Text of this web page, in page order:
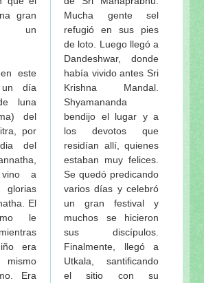
los pasos de los grandes acharyas
abhideya y prayojana
al Santo Nombre
sobre Nama-aparadha
- sábado,
sobre Nama-aparadha- sábado,
sobre Nama-aparadha
- sábado,
sobre Nama-aparadha - sábado,
sattva Das - INDICE de NOTAS
gran
un
este
día
luna
del
por
del
a
glorias
El
le
era
Era
Mucha gente sel
refugió en sus pies
de loto. Luego llegó a
Dandeshwar, donde
había vivido antes Sri
Krishna Mandal.
Shyamananda
bendijo el lugar y a
los devotos que
residían allí, quienes
estaban muy felices.
Se quedó predicando
varios días y celebró
un gran festival y
muchos se hicieron
sus discípulos.
Finalmente, llegó a
Utkala, santificando
el sitio con su